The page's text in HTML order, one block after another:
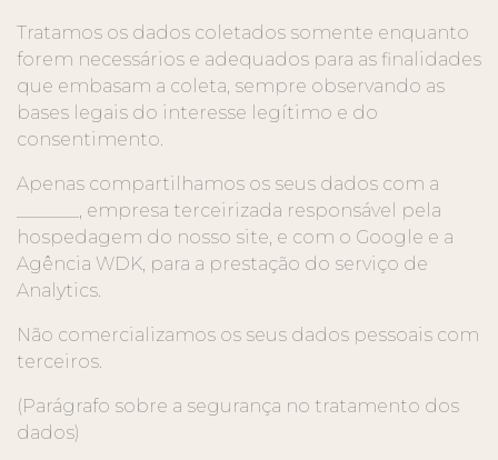
Tratamos os dados coletados somente enquanto
forem necessários e adequados para as finalidades
que embasam a coleta, sempre observando as
bases legais do interesse legítimo e do
consentimento.
Apenas compartilhamos os seus dados com a
_______, empresa terceirizada responsável pela
hospedagem do nosso site, e com o Google e a
Agência WDK, para a prestação do serviço de
Analytics.
Não comercializamos os seus dados pessoais com
terceiros.
(Parágrafo sobre a segurança no tratamento dos
dados)